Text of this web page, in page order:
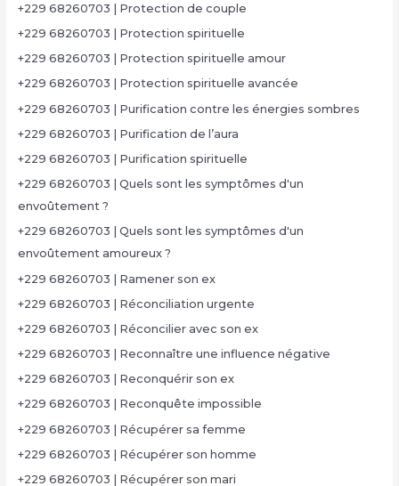
+229 68260703 | Protection de couple
+229 68260703 | Protection spirituelle
+229 68260703 | Protection spirituelle amour
+229 68260703 | Protection spirituelle avancée
+229 68260703 | Purification contre les énergies sombres
+229 68260703 | Purification de l’aura
+229 68260703 | Purification spirituelle
+229 68260703 | Quels sont les symptômes d'un
envoûtement ?
+229 68260703 | Quels sont les symptômes d'un
envoûtement amoureux ?
+229 68260703 | Ramener son ex
+229 68260703 | Réconciliation urgente
+229 68260703 | Réconcilier avec son ex
+229 68260703 | Reconnaître une influence négative
+229 68260703 | Reconquérir son ex
+229 68260703 | Reconquête impossible
+229 68260703 | Récupérer sa femme
+229 68260703 | Récupérer son homme
+229 68260703 | Récupérer son mari